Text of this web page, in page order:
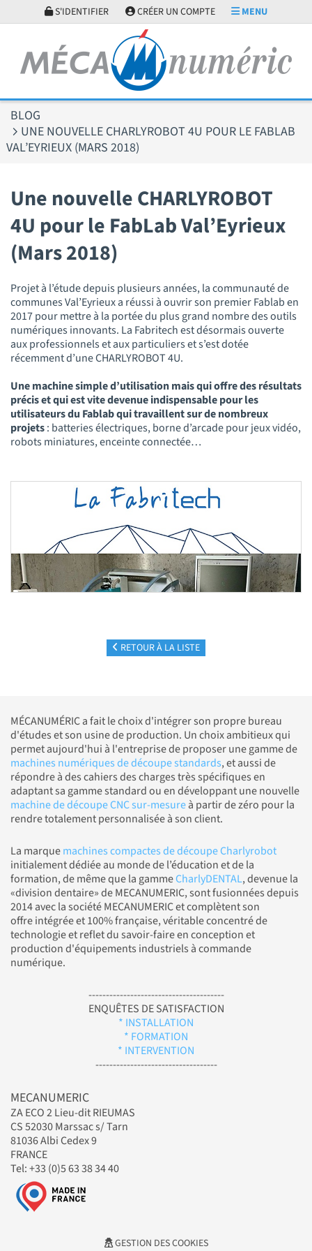
S'IDENTIFIER CRÉER UN COMPTE MENU
BLOG
UNE NOUVELLE CHARLYROBOT 4U POUR LE FABLAB
VAL’EYRIEUX (MARS 2018)
Une nouvelle CHARLYROBOT
4U pour le FabLab Val’Eyrieux
(Mars 2018)
Projet à l’étude depuis plusieurs années, la communauté de
communes Val’Eyrieux a réussi à ouvrir son premier Fablab en
2017 pour mettre à la portée du plus grand nombre des outils
numériques innovants. La Fabritech est désormais ouverte
aux professionnels et aux particuliers et s’est dotée
récemment d’une CHARLYROBOT 4U.
Une machine simple d’utilisation mais qui offre des résultats
précis et qui est vite devenue indispensable pour les
utilisateurs du Fablab qui travaillent sur de nombreux
projets: batteries électriques, borne d’arcade pour jeux vidéo,
robots miniatures, enceinte connectée…
RETOUR À LA LISTE
MÉCANUMÉRIC a fait le choix d'intégrer son propre bureau
d'études et son usine de production. Un choix ambitieux qui
permet aujourd'hui à l'entreprise de proposer une gamme de
machines numériques de découpe standards, et aussi de
répondre à des cahiers des charges très spécifiques en
adaptant sa gamme standard ou en développant une nouvelle
machine de découpe CNC sur-mesureà partir de zéro pour la
rendre totalement personnalisée à son client.
La marquemachines compactes de découpe Charlyrobot
initialement dédiée au monde de l’éducation et de la
formation, de même que la gammeCharlyDENTAL, devenue la
«division dentaire» de MECANUMERIC, sont fusionnées depuis
2014 avec la société MECANUMERIC et complètent son
offre intégrée et 100% française, véritable concentré de
technologie et reflet du savoir-faire en conception et
production d'équipements industriels à commande
numérique.
---------------------------------------
ENQUÊTES DE SATISFACTION
* INSTALLATION
* FORMATION
* INTERVENTION
-----------------------------------
MECANUMERIC
ZA ECO 2 Lieu-dit RIEUMAS
CS 52030 Marssac s/ Tarn
81036 Albi Cedex 9
FRANCE
Tel: +33 (0)5 63 38 34 40
GESTION DES COOKIES
Panneau de gestion des cookies